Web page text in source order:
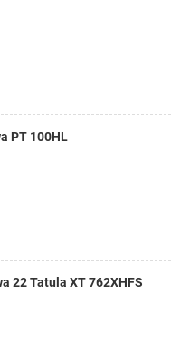
PT 100HL
2khúc Daiwa 22 Tatula XT 762XHFS